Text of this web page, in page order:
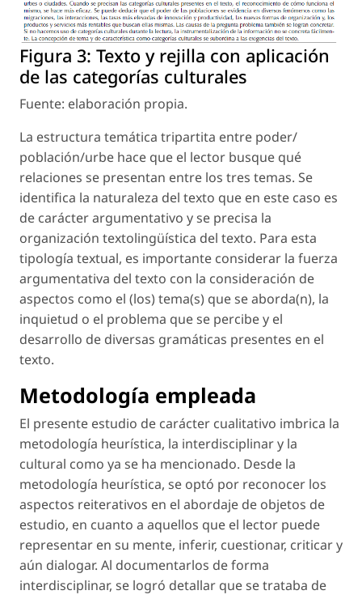
Figura 3: Texto y rejilla con aplicación
de las categorías culturales
Fuente: elaboración propia.
La estructura temática tripartita entre poder/
población/urbe hace que el lector busque qué
relaciones se presentan entre los tres temas. Se
identifica la naturaleza del texto que en este caso es
de carácter argumentativo y se precisa la
organización textolingüística del texto. Para esta
tipología textual, es importante considerar la fuerza
argumentativa del texto con la consideración de
aspectos como el (los) tema(s) que se aborda(n), la
inquietud o el problema que se percibe y el
desarrollo de diversas gramáticas presentes en el
texto.
Metodología empleada
El presente estudio de carácter cualitativo imbrica la
metodología heurística, la interdisciplinar y la
cultural como ya se ha mencionado. Desde la
metodología heurística, se optó por reconocer los
aspectos reiterativos en el abordaje de objetos de
estudio, en cuanto a aquellos que el lector puede
representar en su mente, inferir, cuestionar, criticar y
aún dialogar. Al documentarlos de forma
interdisciplinar, se logró detallar que se trataba de